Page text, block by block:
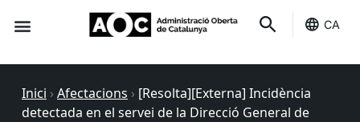
CA
Inici › Afectacions › [Resolta][Externa] Incidència
detectada en el servei de la Direcció General de